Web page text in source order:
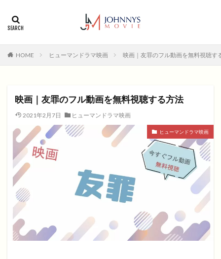
HOME ヒューマンドラマ映画 映画｜友罪のフル動画を無料視聴す
映画｜友罪のフル動画を無料視聴する方法
2021年2月7日 ヒューマンドラマ映画
ヒューマンドラマ映画
2018年
SF アクション
コメディー映画
ヒューマンドラマ
ヒューマンドラマ映画
ファンタジー映画
ホラー
無料視聴
青春